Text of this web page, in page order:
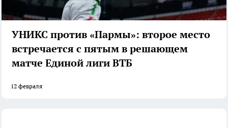
УНИКС против «Пармы»: второе место
встречается с пятым в решающем
матче Единой лиги ВТБ
12 февраля